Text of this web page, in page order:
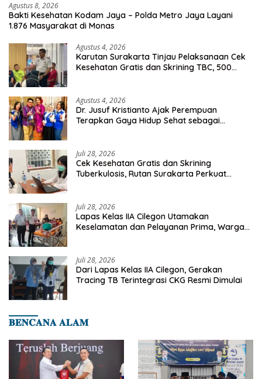
Agustus 8, 2026
Bakti Kesehatan Kodam Jaya – Polda Metro Jaya Layani
1.876 Masyarakat di Monas
Agustus 4, 2026
Karutan Surakarta Tinjau Pelaksanaan Cek
Kesehatan Gratis dan Skrining TBC, 500
Agustus 4, 2026
Dr. Jusuf Kristianto Ajak Perempuan
Terapkan Gaya Hidup Sehat sebagai
Juli 28, 2026
Cek Kesehatan Gratis dan Skrining
Tuberkulosis, Rutan Surakarta Perkuat
Juli 28, 2026
Lapas Kelas IIA Cilegon Utamakan
Keselamatan dan Pelayanan Prima, Warga
Juli 28, 2026
Dari Lapas Kelas IIA Cilegon, Gerakan
Tracing TB Terintegrasi CKG Resmi Dimulai
𝐁𝐄𝐍𝐂𝐀𝐍𝐀 𝐀𝐋𝐀𝐌